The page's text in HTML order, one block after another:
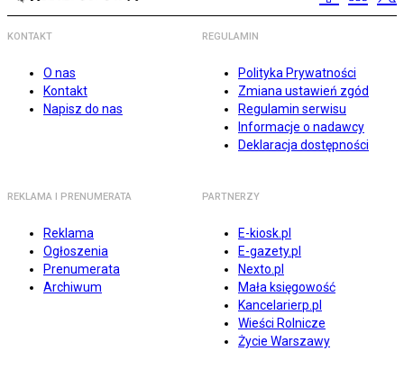
KONTAKT
O nas
Kontakt
Napisz do nas
REGULAMIN
Polityka Prywatności
Zmiana ustawień zgód
Regulamin serwisu
Informacje o nadawcy
Deklaracja dostępności
REKLAMA I PRENUMERATA
Reklama
Ogłoszenia
Prenumerata
Archiwum
PARTNERZY
E-kiosk.pl
E-gazety.pl
Nexto.pl
Mała księgowość
Kancelarierp.pl
Wieści Rolnicze
Życie Warszawy